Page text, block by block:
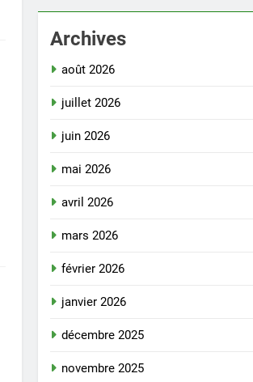
Archives
août 2026
juillet 2026
juin 2026
mai 2026
avril 2026
mars 2026
février 2026
janvier 2026
décembre 2025
novembre 2025